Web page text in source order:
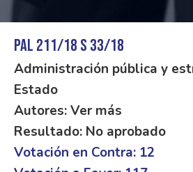
PAL 211/18 S 33/18
Administración pública y
Estado
Autores: Ver más
Resultado: No aprobado
Votación en Contra: 12